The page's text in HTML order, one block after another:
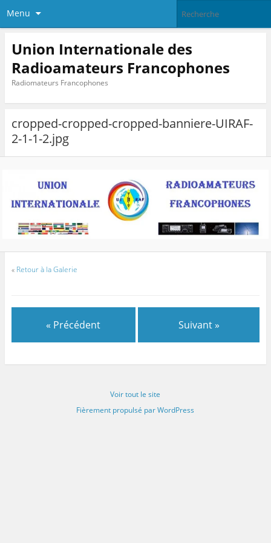
Menu
Union Internationale des
Radioamateurs Francophones
Radiomateurs Francophones
cropped-cropped-cropped-banniere-UIRAF-
2-1-1-2.jpg
« Retour à la Galerie
« Précédent Suivant »
Voir tout le site
Fièrement propulsé par WordPress